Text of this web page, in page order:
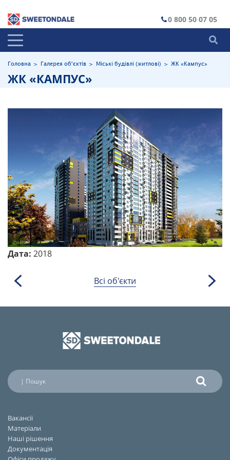
0 800 50 07 05
Головна > Галерея об'єктів > Міські будівлі (житлові) > ЖК «Кампус»
ЖК «КАМПУС»
Дата: 2018
Всі об'єкти
Вакансії
Матеріали
Наші рішення
Документація